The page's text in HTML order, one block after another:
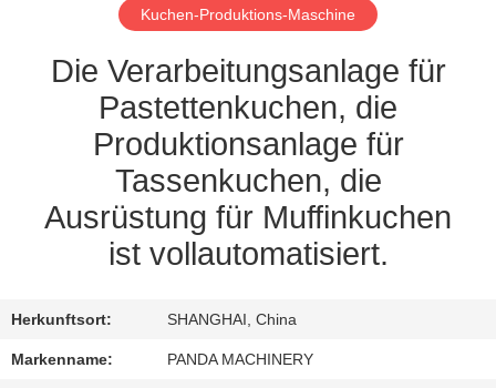
TRETEN
MIT
VERBINDUNG
NACHRICHTEN
Kuchen-Produktions-Maschine
Die Verarbeitungsanlage für
Pastettenkuchen, die
Produktionsanlage für
Tassenkuchen, die
Ausrüstung für Muffinkuchen
ist vollautomatisiert.
Herkunftsort: SHANGHAI, China
Markenname: PANDA MACHINERY